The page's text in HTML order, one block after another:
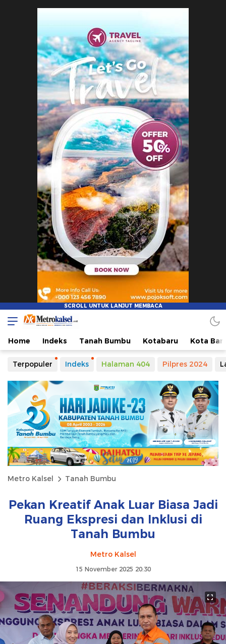
Home Indeks Tanah Bumbu Kotabaru Kota
Terpopuler Indeks Halaman 404 Pilpres 2024
Metro Kalsel Tanah Bumbu
Pekan Kreatif Anak Luar Biasa Jadi
Ruang Ekspresi dan Inklusi di
Tanah Bumbu
Metro Kalsel
15 November 2025 20:30